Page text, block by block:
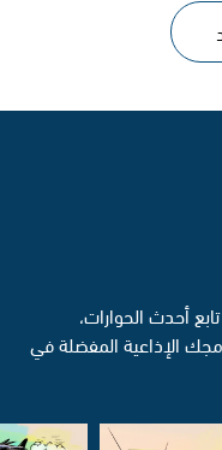
أحدث الحوارات،
الإذاعية المفضلة في